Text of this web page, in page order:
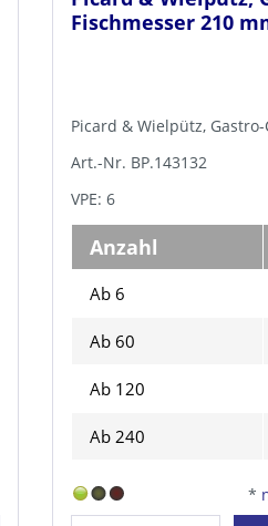
Fischmesser 210
Picard & Wielpütz, Gastro-
Art.-Nr. BP.143132
VPE: 6
Anzahl
Ab 6
Ab 60
Ab 120
Ab 240
*